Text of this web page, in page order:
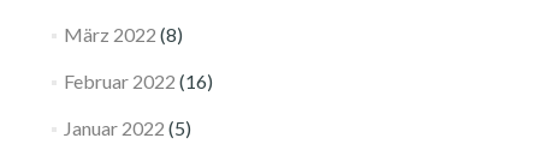
März 2022 (8)
Februar 2022 (16)
Januar 2022 (5)